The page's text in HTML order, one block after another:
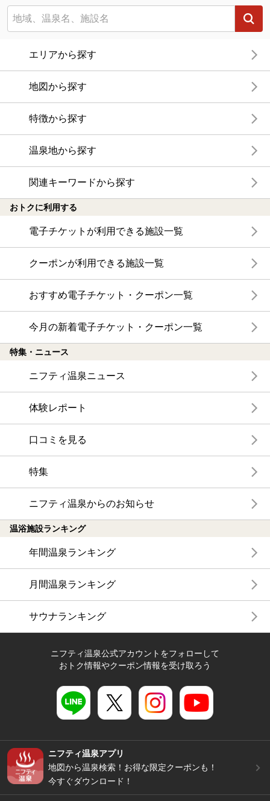
エリアから探す
地図から探す
特徴から探す
温泉地から探す
関連キーワードから探す
おトクに利用する
電子チケットが利用できる施設一覧
クーポンが利用できる施設一覧
おすすめ電子チケット・クーポン一覧
今月の新着電子チケット・クーポン一覧
特集・ニュース
ニフティ温泉ニュース
体験レポート
口コミを見る
特集
ニフティ温泉からのお知らせ
温浴施設ランキング
年間温泉ランキング
月間温泉ランキング
サウナランキング
ニフティ温泉公式アカウントをフォローして
おトク情報やクーポン情報を受け取ろう
ニフティ温泉アプリ
地図から温泉検索！お得な限定クーポンも！
今すぐダウンロード！